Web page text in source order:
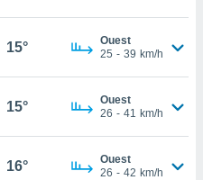
15°
Ouest
25 - 39 km/h
15°
Ouest
26 - 41 km/h
16°
Ouest
26 - 42 km/h